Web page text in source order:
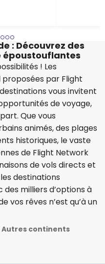
: Découvrez des
époustouflantes
! Les
par Flight
vous invitent
de voyage,
Que vous
animés, des plages
historiques, le vaste
de Flight Network
de vols directs et
destinations
milliers d’options à
vos rêves n’est qu’à un
Autres continents